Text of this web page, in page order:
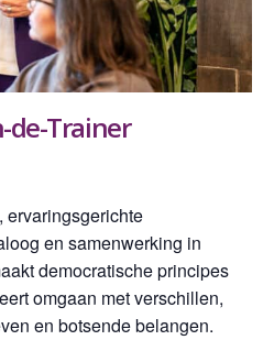
de-Trainer
ervaringsgerichte
en samenwerking in
democratische principes
omgaan met verschillen,
en botsende belangen.